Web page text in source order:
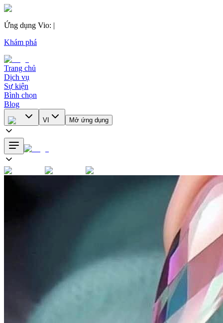
Ứng dụng Vio: |
Khám phá
Trang chủ
Dịch vụ
Sự kiện
Bình chọn
Blog
VI Mở ứng dụng